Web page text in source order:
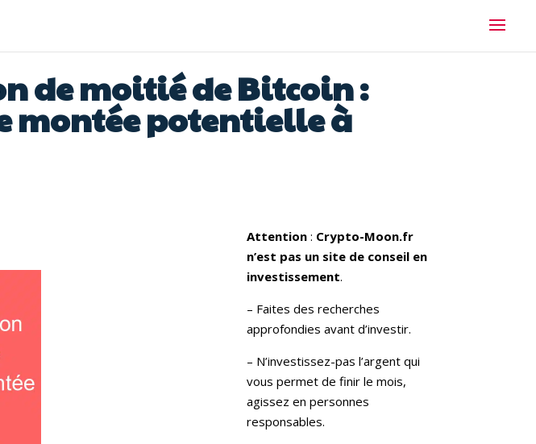
de moitié de Bitcoin :
montée potentielle à
Attention : Crypto-Moon.fr
n’est pas un site de conseil en
investissement.
– Faites des recherches
approfondies avant d’investir.
– N’investissez-pas l’argent qui
vous permet de finir le mois,
agissez en personnes
responsables.